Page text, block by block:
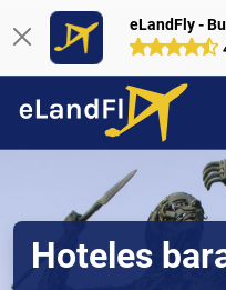
eLandFly -
Hoteles